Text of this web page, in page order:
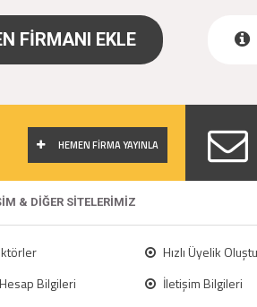
FİRMANI EKLE
HEMEN FİRMA YAYINLA
& DİĞER SİTELERİMİZ
Hızlı Üyelik
Bilgileri
İletişim Bilgileri